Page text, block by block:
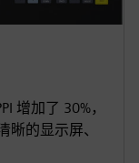
增加了 30%，
晰的显示屏、